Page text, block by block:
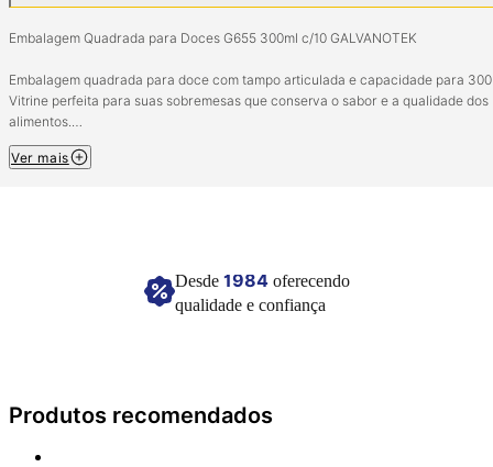
Embalagem Quadrada para Doces G655 300ml c/10 GALVANOTEK
Embalagem quadrada para doce com tampo articulada e capacidade para
Vitrine perfeita para suas sobremesas que conserva o sabor e a qualidade dos
alimentos.
Pacote com 10 unidades.
Imagem meramente ilustrativa.
Ver mais
Desde 1984oferecendo
qualidade e confiança
Produtos recomendados